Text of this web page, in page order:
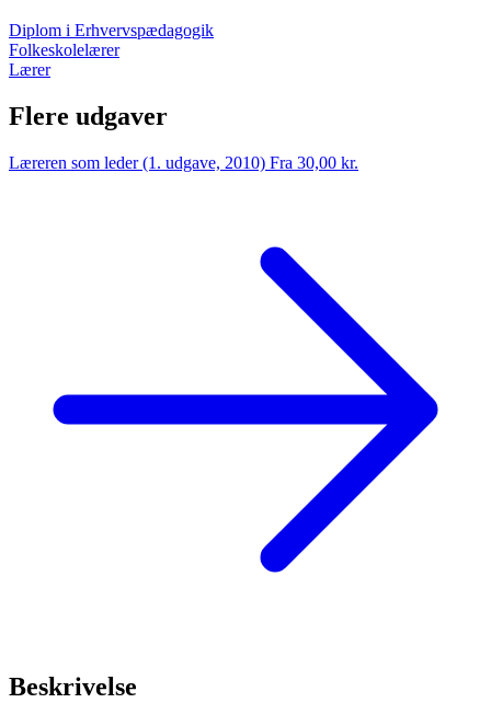
Diplom i Erhvervspædagogik
Folkeskolelærer
Lærer
Flere udgaver
Læreren som leder (1. udgave, 2010) Fra 30,00 kr.
Beskrivelse